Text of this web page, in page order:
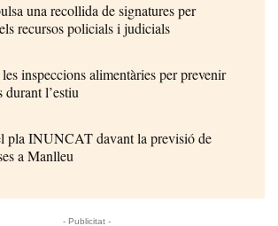
una recollida de signatures per
recursos policials i judicials
inspeccions alimentàries per prevenir
l’estiu
pla INUNCAT davant la previsió de
a Manlleu
- Publicitat -